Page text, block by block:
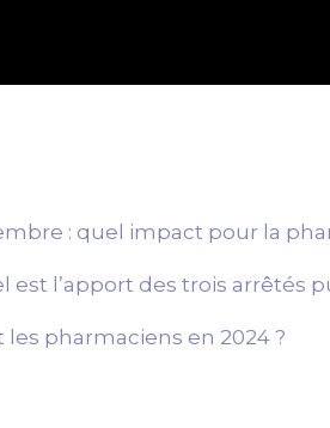
: quel impact pour la
est l’apport des trois arrêtés
pharmaciens en 2024 ?